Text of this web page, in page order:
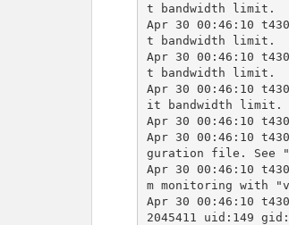
t bandwidth limit.
Apr 30 00:46:10
t bandwidth limit.
Apr 30 00:46:10
t bandwidth limit.
Apr 30 00:46:10
it bandwidth limit.
Apr 30 00:46:10
Apr 30 00:46:10
guration file. See
Apr 30 00:46:10
m monitoring with
Apr 30 00:46:10
2045411 uid:149